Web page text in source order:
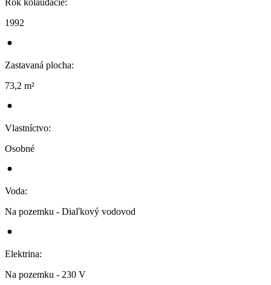
Rok kolaudácie:
1992
Zastavaná plocha:
73,2 m²
Vlastníctvo:
Osobné
Voda:
Na pozemku - Diaľkový vodovod
Elektrina:
Na pozemku - 230 V